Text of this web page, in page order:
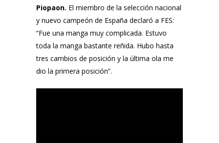
Piopaon. El miembro de la selección nacional
y nuevo campeón de España declaró a FES:
“Fue una manga muy complicada. Estuvo
toda la manga bastante reñida. Hubo hasta
tres cambios de posición y la última ola me
dio la primera posición”.